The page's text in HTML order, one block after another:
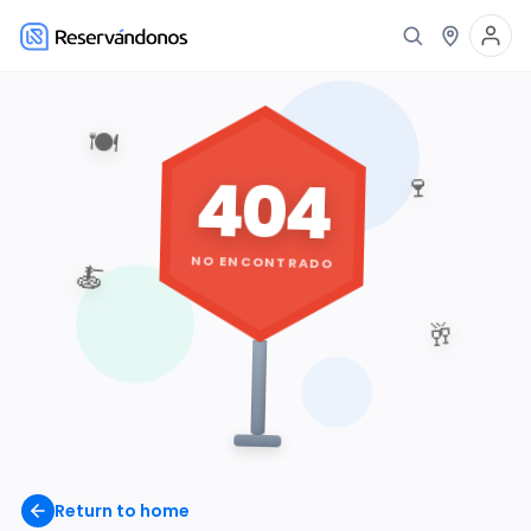
Return to home
🍽️
🍷
🥂
🍝
404
NO ENCONTRADO